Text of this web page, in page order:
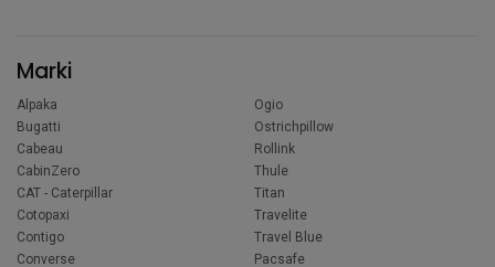
Marki
Alpaka
Bugatti
Cabeau
CabinZero
CAT - Caterpillar
Cotopaxi
Contigo
Converse
Ogio
Ostrichpillow
Rollink
Thule
Titan
Travelite
Travel Blue
Pacsafe